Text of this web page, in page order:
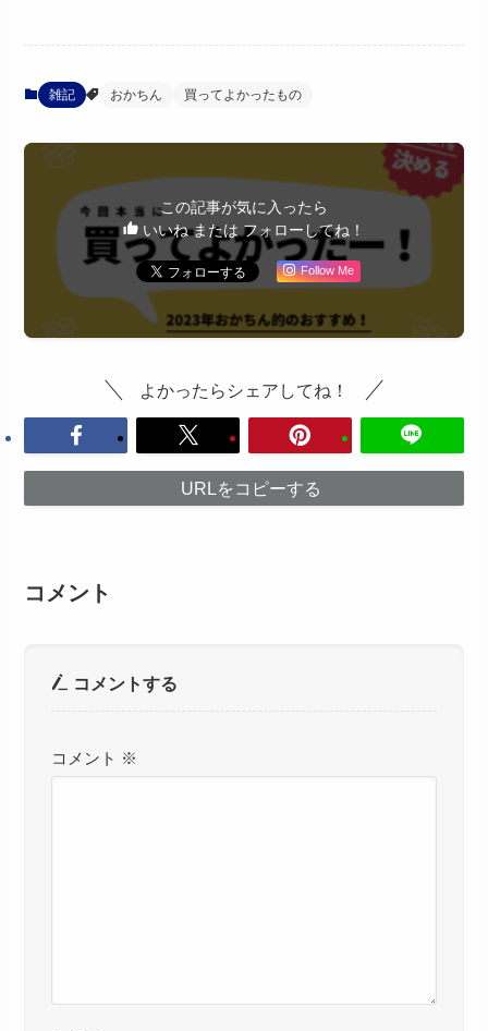
雑記 おかちん 買ってよかったもの
この記事が気に入ったら
いいね または フォローしてね！
Follow Me
よかったらシェアしてね！
URLをコピーする
コメント
コメントする
コメント ※